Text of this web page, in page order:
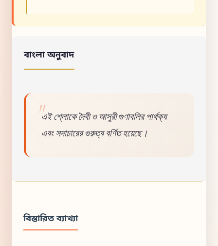
বাংলা অনুবাদ
এই শ্লোকে দৈবী ও আসুরী গুণাবলির পার্থক্য
এবং সদাচারের গুরুত্ব বর্ণিত হয়েছে।
বিস্তারিত ব্যাখ্যা